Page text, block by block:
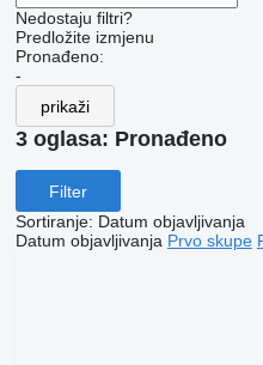
Nedostaju filtri?
Predložite izmjenu
Pronađeno:
-
prikaži
3 oglasa: Pronađeno
Filter
Sortiranje: Datum objavljivanja
Datum objavljivanja Prvo skupe